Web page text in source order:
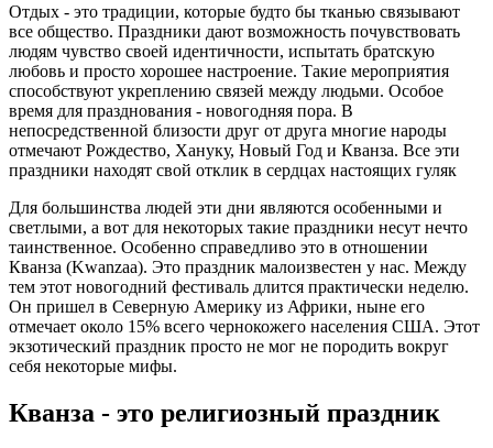
Отдых - это традиции, которые будто бы тканью связывают
все общество. Праздники дают возможность почувствовать
людям чувство своей идентичности, испытать братскую
любовь и просто хорошее настроение. Такие мероприятия
способствуют укреплению связей между людьми. Особое
время для празднования - новогодняя пора. В
непосредственной близости друг от друга многие народы
отмечают Рождество, Хануку, Новый Год и Кванза. Все эти
праздники находят свой отклик в сердцах настоящих гуляк
Для большинства людей эти дни являются особенными и
светлыми, а вот для некоторых такие праздники несут нечто
таинственное. Особенно справедливо это в отношении
Кванза (Kwanzaa). Это праздник малоизвестен у нас. Между
тем этот новогодний фестиваль длится практически неделю.
Он пришел в Северную Америку из Африки, ныне его
отмечает около 15% всего чернокожего населения США. Этот
экзотический праздник просто не мог не породить вокруг
себя некоторые мифы.
Кванза - это религиозный праздник